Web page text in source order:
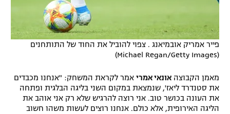
פייר אמריק אובמיאנג . צפוי להוביל את החוד של התותחנים
(Michael Regan/Getty Images)
מאמן הקבוצה אונאי אמרי אמר לקראת המשחק: "אנחנו מכבדים
את סטנדרד ליאז', שנמצאת במקום השני בליגה הבלגית ופתחה
את העונה בכושר טוב. אני רוצה להרגיש שלא רק אני אוהב את
הליגה האירופית, אלא כולם. אנחנו רוצים לעשות משהו חשוב